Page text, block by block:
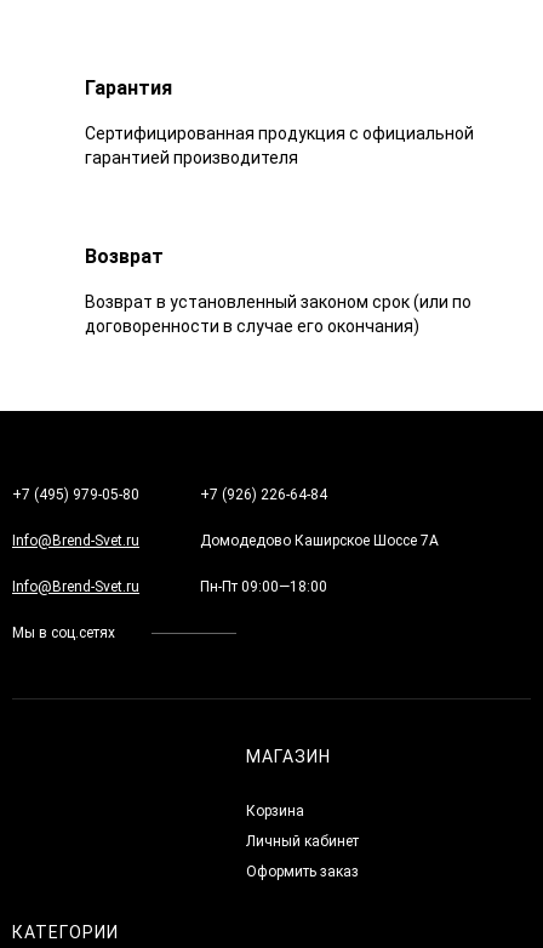
Гарантия
Сертифицированная продукция с официальной
гарантией производителя
Возврат
Возврат в установленный законом срок (или по
договоренности в случае его окончания)
+7 (495) 979-05-80 +7 (926) 226-64-84
Info@Brend-Svet.ru Домодедово Каширское Шоссе 7А
Info@Brend-Svet.ru Пн-Пт 09:00—18:00
Мы в соц.сетях
МАГАЗИН
Корзина
Личный кабинет
Оформить заказ
КАТЕГОРИИ